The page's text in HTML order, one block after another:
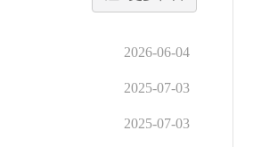
2026-06-04
2025-07-03
2025-07-03